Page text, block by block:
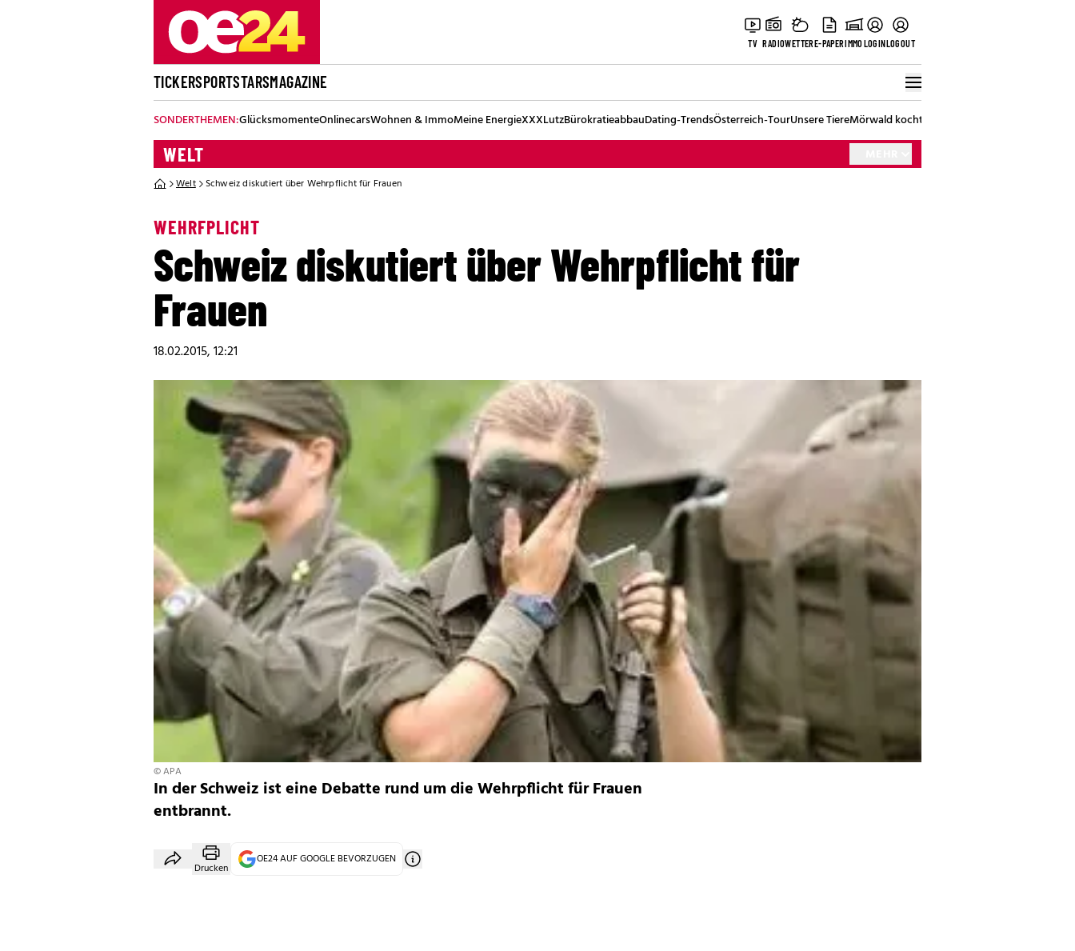
TV RADIOWETTERE-PAPERIMMOLOGINLOGOUT
TICKERSPORTSTARSMAGAZINE
SONDERTHEMEN:GlücksmomenteOnlinecarsWohnen & ImmoMeine EnergieXXXLutzBürokratieabbauDating-TrendsÖsterreich-TourUnsere TiereMörwald kocht
WELT
Welt Schweiz diskutiert über Wehrpflicht für Frauen
WEHRFPLICHT
Schweiz diskutiert über Wehrpflicht für
Frauen
18.02.2015, 12:21
© APA
In der Schweiz ist eine Debatte rund um die Wehrpflicht für Frauen
entbrannt.
Drucken
OE24 AUF GOOGLE BEVORZUGEN